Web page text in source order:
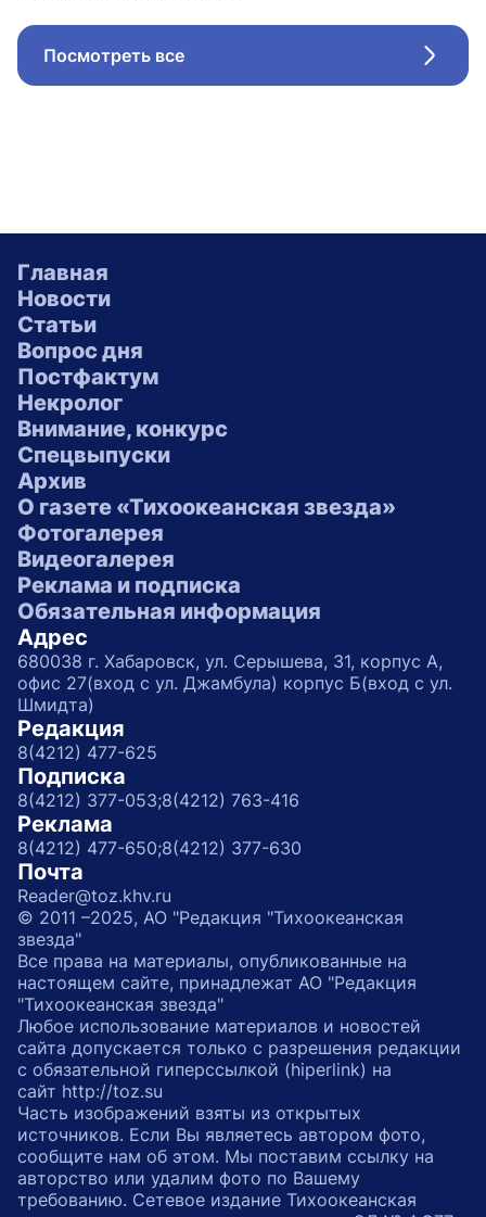
Посмотреть все
Главная
Новости
Статьи
Вопрос дня
Постфактум
Некролог
Внимание, конкурс
Спецвыпуски
Архив
О газете «Тихоокеанская звезда»
Фотогалерея
Видеогалерея
Реклама и подписка
Обязательная информация
Адрес
680038 г. Хабаровск, ул. Серышева, 31, корпус А,
офис 27(вход с ул. Джамбула) корпус Б(вход с ул.
Шмидта)
Редакция
8(4212) 477-625
Подписка
8(4212) 377-053;8(4212) 763-416
Реклама
8(4212) 477-650;8(4212) 377-630
Почта
Reader@toz.khv.ru
© 2011 –2025, АО "Редакция "Тихоокеанская
звезда"
Все права на материалы, опубликованные на
настоящем сайте, принадлежат АО "Редакция
"Тихоокеанская звезда"
Любое использование материалов и новостей
сайта допускается только с разрешения редакции
с обязательной гиперссылкой (hiperlink) на
сайт http://toz.su
Часть изображений взяты из открытых
источников. Если Вы являетесь автором фото,
сообщите нам об этом. Мы поставим ссылку на
авторство или удалим фото по Вашему
требованию. Сетевое издание Тихоокеанская